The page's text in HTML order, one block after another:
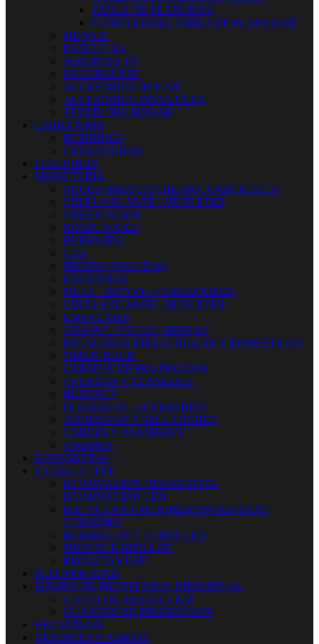
TABLA DE PLANCHAR
FUNDAS PARA TABLA DE PLANCHAR
MENAJE
BASCULAS
SOPORTES TV
DECORACION
ACCESORIOS HOGAR
ACCESORIOS INFANTILES
TEXTIL DEL HOGAR
CERRAJERIA
BOMBINES
CERRADURAS
LIJADORAS
FERRETERIA
ACCESORIOS COCHE-MOTO-BICICLETA
CINTA AISLANTE - BURLETES
ORDENACION
KOMA TOOLS
HERRAJES
GAS
PRODUCTOS CELO
LINTERNAS
PILAS - BOTON - CARGADORES
CINTA AISLANTE - BURLETES
EMBALAJES
GRAPAS - TACOS - BRIDAS
ESCALERAS INDUSTRIALES Y DOMESTICAS
SIMON RACK
ZAPATOS DE PROTECCION
CUERDAS Y ALAMBRES
BUZONES
PERSIANAS - ACCESORIOS
ADHESIVOS Y SELLADORES
CABLES Y ALAMBRES
TIMBRES
FONTANERIA
ILUMINACION
ILUMINACION DECORATIVA
ILUMINACIÓN LED
HALOGENAS-FLUORESCENTES-BAJO
CONSUMO
BOMBILLAS Y TUBOS LED
PROYECTORES LED
REGLETAS LED
ELECTRICIDAD
EQUIPO DE PROTECCION INDIVIDUAL
GAFAS DE PROTECCION
GUANTES DE PROTECCION
RECAMBIOS
DEPORTES Y JUEGOS